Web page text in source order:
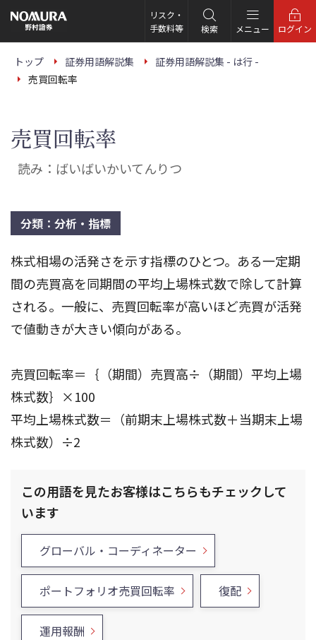
の
ー
リスク・
手数料等
検索 メニュー ログイン
トップ 証券用語解説集
証券用語解説集 - は行 -
売買回転率
売買回転率
読み：ばいばいかいてんりつ
分類：分析・指標
株式相場の活発さを示す指標のひとつ。ある一定期
間の売買高を同期間の平均上場株式数で除して計算
される。一般に、売買回転率が高いほど売買が活発
で値動きが大きい傾向がある。
売買回転率＝｛（期間）売買高÷（期間）平均上場
株式数｝×100
平均上場株式数＝（前期末上場株式数＋当期末上場
株式数）÷2
この用語を見たお客様はこちらもチェックして
います
グローバル・コーディネーター
ポートフォリオ売買回転率 復配
運用報酬